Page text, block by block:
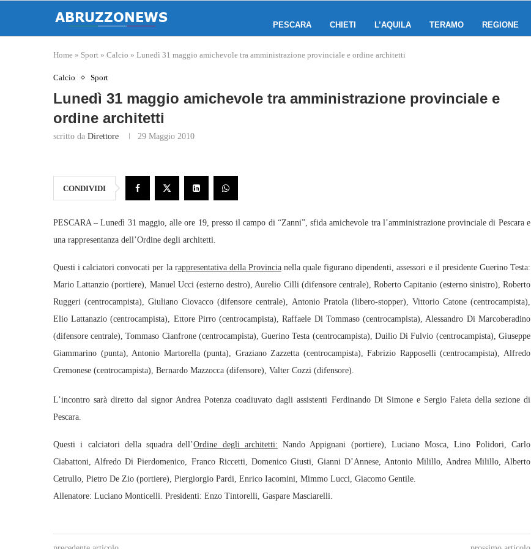
PESCARA CHIETI L’AQUILA TERAMO REGIONE
Home » Sport » Calcio » Lunedì 31 maggio amichevole tra amministrazione provinciale e ordine architetti
Calcio Sport
Lunedì 31 maggio amichevole tra amministrazione provinciale e
ordine architetti
scritto da Direttore 29 Maggio 2010
CONDIVIDI
PESCARA – Lunedì 31 maggio, alle ore 19, presso il campo di “Zanni”, sfida amichevole tra l’amministrazione provinciale di Pescara e
una rappresentanza dell’Ordine degli architetti.
Questi i calciatori convocati per la rappresentativa della Provincianella quale figurano dipendenti, assessori e il presidente Guerino Testa:
Mario Lattanzio (portiere), Manuel Ucci (esterno destro), Aurelio Cilli (difensore centrale), Roberto Capitanio (esterno sinistro), Roberto
Ruggeri (centrocampista), Giuliano Ciovacco (difensore centrale), Antonio Pratola (libero-stopper), Vittorio Catone (centrocampista),
Elio Lattanazio (centrocampista), Ettore Pirro (centrocampista), Raffaele Di Tommaso (centrocampista), Alessandro Di Marcoberadino
(difensore centrale), Tommaso Cianfrone (centrocampista), Guerino Testa (centrocampista), Duilio Di Fulvio (centrocampista), Giuseppe
Giammarino (punta), Antonio Martorella (punta), Graziano Zazzetta (centrocampista), Fabrizio Rapposelli (centrocampista), Alfredo
Cremonese (centrocampista), Bernardo Mazzocca (difensore), Valter Cozzi (difensore).
L’incontro sarà diretto dal signor Andrea Potenza coadiuvato dagli assistenti Ferdinando Di Simone e Sergio Faieta della sezione di
Pescara.
Questi i calciatori della squadra dell’Ordine degli architetti: Nando Appignani (portiere), Luciano Mosca, Lino Polidori, Carlo
Ciabattoni, Alfredo Di Pierdomenico, Franco Riccetti, Domenico Giusti, Gianni D’Annese, Antonio Milillo, Andrea Milillo, Alberto
Cetrullo, Pietro De Zio (portiere), Piergiorgio Pardi, Enrico Iacomini, Mimmo Lucci, Giacomo Gentile.
Allenatore: Luciano Monticelli. Presidenti: Enzo Tintorelli, Gaspare Masciarelli.